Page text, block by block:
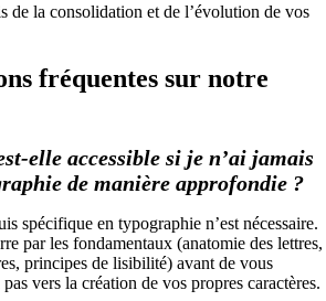
de la consolidation et de l’évolution de vos
fréquentes sur notre
elle accessible si je n’ai jamais
de manière approfondie ?
spécifique en typographie n’est nécessaire.
par les fondamentaux (anatomie des lettres,
principes de lisibilité) avant de vous
vers la création de vos propres caractères.